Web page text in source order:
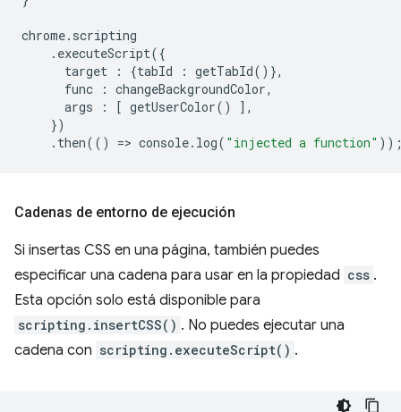
chrome. scripting
. executeScript({
target
: {tabId : getTabId()},
func
: changeBackgroundColor,
args
: [ getUserColor()
],
})
. then(() => console. log( "injected a function"
Cadenas de entorno de ejecución
Si insertas CSS en una página, también puedes
especificar una cadena para usar en la propiedad css .
Esta opción solo está disponible para
scripting.insertCSS() . No puedes ejecutar una
cadena con scripting.executeScript() .